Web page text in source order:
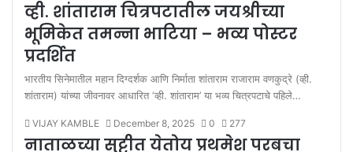
व्ही. शांताराम चित्रपटातील जयश्रीच्या
भूमिकेत तमन्ना भाटिया – भव्य पोस्टर
प्रदर्शित
भारतीय सिनेमातील महान दिग्दर्शक आणि निर्माता शांताराम राजाराम वणकुद्रे (व्ही.
शांताराम) यांच्या जीवनावर आधारित ‘व्ही. शांताराम’ या भव्य चित्रपटाचे पहिले…
VIJAY KAMBLE December 8, 2025 0 277
नाताळच्या सुट्टीत येतोय प्रथमेश परबचा